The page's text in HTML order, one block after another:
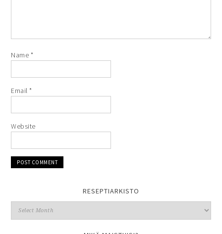
Name *
Email*
Website
RESEPTIARKISTO